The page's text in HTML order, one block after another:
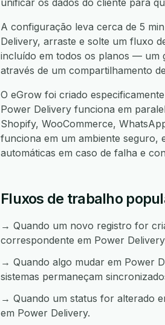
unificar os dados do cliente para
A configuração leva cerca de 5
Delivery, arraste e solte um fluxo
incluído em todos os planos — um
através de um compartilhamento
O eGrow foi criado
Power Delivery funciona em
Shopify, WooCommerce,
funciona em um ambiente seguro,
automáticas em caso de falha e
Fluxos de trabalho
→ Quando um novo registro for
correspondente em Power
→ Quando algo mudar em Power
sistemas permaneçam
→ Quando um status for alterado
em Power Delivery.